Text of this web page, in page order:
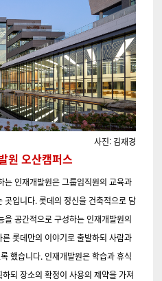
사진: 김재경
원 오산캠퍼스
인재개발원은 그룹임직원의 교육과
입니다. 롯데의 정신을 건축적으로 담
공간적으로 구성하는 인재개발원의
롯데만의 이야기로 출발하되 사람과
했습니다. 인재개발원은 학습과 휴식
되 장소의 확정이 사용의 제약을 가져